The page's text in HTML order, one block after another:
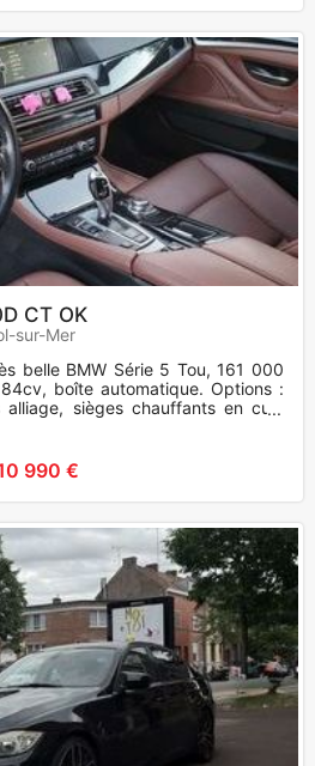
CT OK
sur-Mer
belle BMW Série 5 Tou, 161 000
boîte automatique. Options :
sièges chauffants en cuir,
990 €